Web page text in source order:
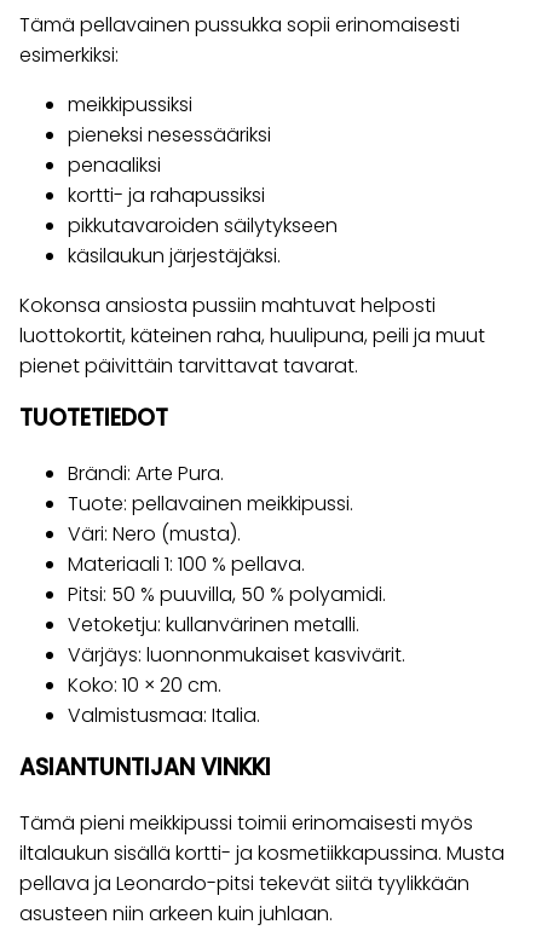
Tämä pellavainen pussukka sopii erinomaisesti
esimerkiksi:
meikkipussiksi
pieneksi nesessääriksi
penaaliksi
kortti- ja rahapussiksi
pikkutavaroiden säilytykseen
käsilaukun järjestäjäksi.
Kokonsa ansiosta pussiin mahtuvat helposti
luottokortit, käteinen raha, huulipuna, peili ja muut
pienet päivittäin tarvittavat tavarat.
TUOTETIEDOT
Brändi: Arte Pura.
Tuote: pellavainen meikkipussi.
Väri: Nero (musta).
Materiaali 1: 100 % pellava.
Pitsi: 50 % puuvilla, 50 % polyamidi.
Vetoketju: kullanvärinen metalli.
Värjäys: luonnonmukaiset kasvivärit.
Koko: 10 × 20 cm.
Valmistusmaa: Italia.
ASIANTUNTIJAN VINKKI
Tämä pieni meikkipussi toimii erinomaisesti myös
iltalaukun sisällä kortti- ja kosmetiikkapussina. Musta
pellava ja Leonardo-pitsi tekevät siitä tyylikkään
asusteen niin arkeen kuin juhlaan.